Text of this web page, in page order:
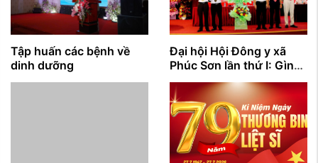
Tập huấn các bệnh về
dinh dưỡng
Đại hội Hội Đông y xã
Phúc Sơn lần thứ I: Gìn
giữ tinh hoa y học cổ
truyền, lan tỏa giá trị
nhân văn vì sức khỏe
cộng đồng